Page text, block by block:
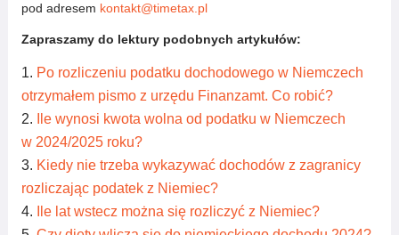
pod adresem kontakt@timetax.pl
Zapraszamy do lektury podobnych artykułów:
Po rozliczeniu podatku dochodowego w Niemczech
otrzymałem pismo z urzędu Finanzamt. Co robić?
Ile wynosi kwota wolna od podatku w Niemczech
w 2024/2025 roku?
Kiedy nie trzeba wykazywać dochodów z zagranicy
rozliczając podatek z Niemiec?
Ile lat wstecz można się rozliczyć z Niemiec?